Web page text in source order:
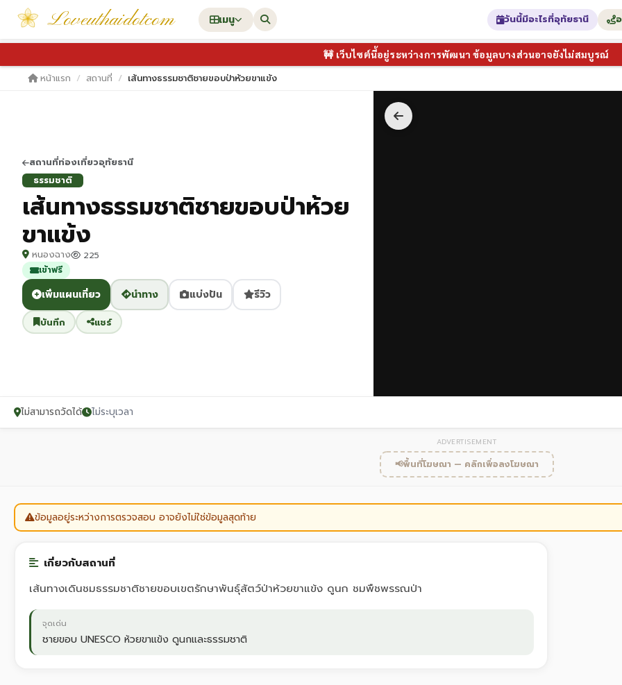
🚧 เว็บไซต์นี้อยู่ระหว่างการพัฒนา ข้อมูลบางส่วนอาจยังไม่สมบูรณ์
Loveuthaidotcom เมนู วันนี้มีอะไรที่อุทัยธานี
หน้าแรก สถานที่ เส้นทางธรรมชาติชายขอบป่าห้วยขาแข้ง
สถานที่ท่องเที่ยวอุทัยธานี
ธรรมชาติ
เส้นทางธรรมชาติชายขอบป่าห้วย
ขาแข้ง
หนองฉาง 225
เข้าฟรี
เพิ่มแผนเที่ยว นำทาง แบ่งปัน รีวิว
บันทึก แชร์
ไม่สามารถวัดได้ ไม่ระบุเวลา
ADVERTISEMENT
📢พื้นที่โฆษณา — คลิกเพื่อลงโฆษณา
ข้อมูลอยู่ระหว่างการตรวจสอบ อาจยังไม่ใช่ข้อมูลสุดท้าย
เกี่ยวกับสถานที่
เส้นทางเดินชมธรรมชาติชายขอบเขตรักษาพันธุ์สัตว์ป่าห้วยขาแข้ง ดูนก ชมพืชพรรณป่า
จุดเด่น
ชายขอบ UNESCO ห้วยขาแข้ง ดูนกและธรรมชาติ